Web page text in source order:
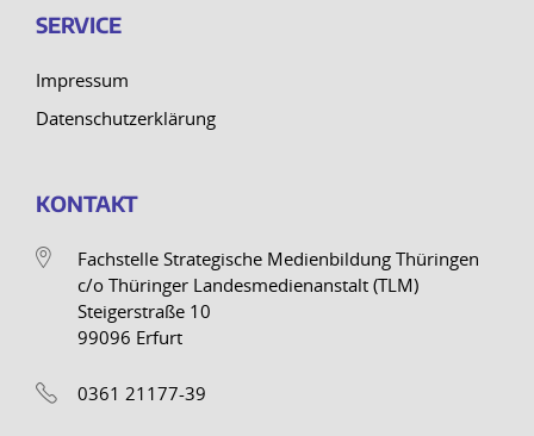
SERVICE
Impressum
Datenschutzerklärung
KONTAKT
Fachstelle Strategische Medienbildung Thüringen
c/o Thüringer Landesmedienanstalt (TLM)
Steigerstraße 10
99096 Erfurt
0361 21177-39